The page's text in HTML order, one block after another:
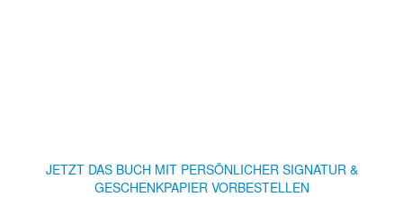
JETZT DAS BUCH MIT PERSÖNLICHER SIGNATUR &
GESCHENKPAPIER VORBESTELLEN